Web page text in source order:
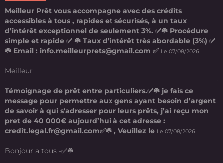
Meilleur Prêt vous accompagne avec des crédits
accessibles à tous , rapides et sécurisés, à un taux
d’intérêt exceptionnel de seulement 3%. ✅☘️ Procédure
simple et rapide ✅ ☘️ Taux d’intérêt très abordable (3%) ✅
☘️ Email : info.meilleurprets@gmail.com ✅ Le 07/08/2026
Meilleur
Témoignage de prêt entre particuliers.✅☘️ je fais ce
message pour permettre aux gens ayant besoin d’argent
de savoir à qui s'adresser pour leurs prêts, j’ai reçu mon
pret de 40 000€ aujourd’hui à cet adresse :
credit.legal.fr@gmail.com✅☘️ , Veuillez le Le 07/08/2026
Bonjour a tous -✅☘️